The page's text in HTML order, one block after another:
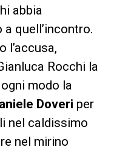
abbia
quell’incontro.
l’accusa,
Rocchi la
modo la
Doveri per
nel caldissimo
nel mirino